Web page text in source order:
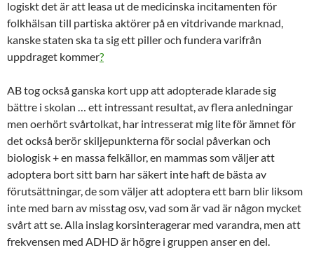
logiskt det är att leasa ut de medicinska incitamenten för
folkhälsan till partiska aktörer på en vitdrivande marknad,
kanske staten ska ta sig ett piller och fundera varifrån
uppdraget kommer?
AB tog också ganska kort upp att adopterade klarade sig
bättre i skolan … ett intressant resultat, av flera anledningar
men oerhört svårtolkat, har intresserat mig lite för ämnet för
det också berör skiljepunkterna för social påverkan och
biologisk + en massa felkällor, en mammas som väljer att
adoptera bort sitt barn har säkert inte haft de bästa av
förutsättningar, de som väljer att adoptera ett barn blir liksom
inte med barn av misstag osv, vad som är vad är någon mycket
svårt att se. Alla inslag korsinteragerar med varandra, men att
frekvensen med ADHD är högre i gruppen anser en del.